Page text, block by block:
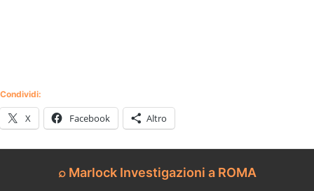
Condividi:
X Facebook Altro
⌕ Marlock Investigazioni a ROMA